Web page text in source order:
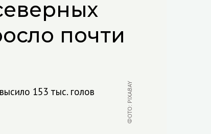
почти
153 тыс. голов ФОТО: PIXABAY